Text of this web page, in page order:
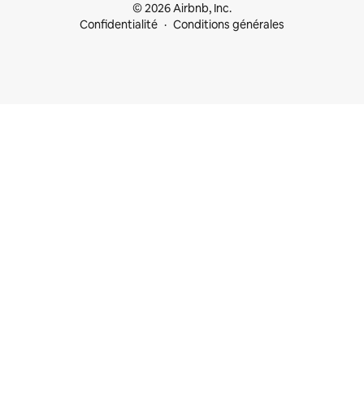
© 2026 Airbnb, Inc.
Confidentialité
Conditions générales